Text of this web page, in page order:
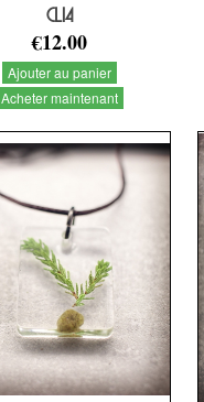
CL14
€12.00
Ajouter au panier
Acheter maintenant